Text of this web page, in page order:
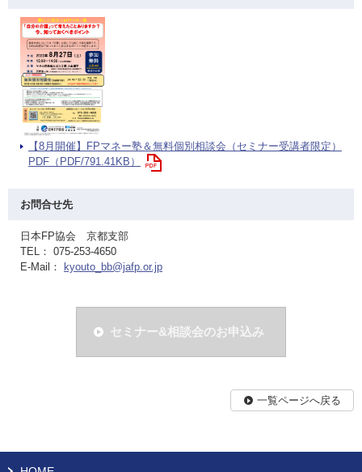
【8月開催】FPマネー塾＆無料個別相談会（セミナー受講者限定）
PDF（PDF/791.41KB）
お問合せ先
日本FP協会 京都支部
TEL： 075-253-4650
E-Mail：
kyouto_bb@jafp.or.jp
セミナー&相談会のお申込み
一覧ページへ戻る